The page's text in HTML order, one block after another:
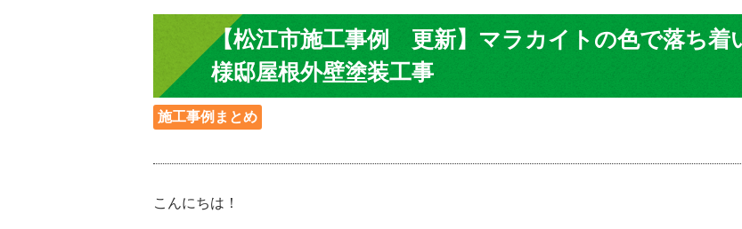
【松江市施工事例 更新】マラカイトの色で落ち着
様邸屋根外壁塗装工事
施工事例まとめ
こんにちは！